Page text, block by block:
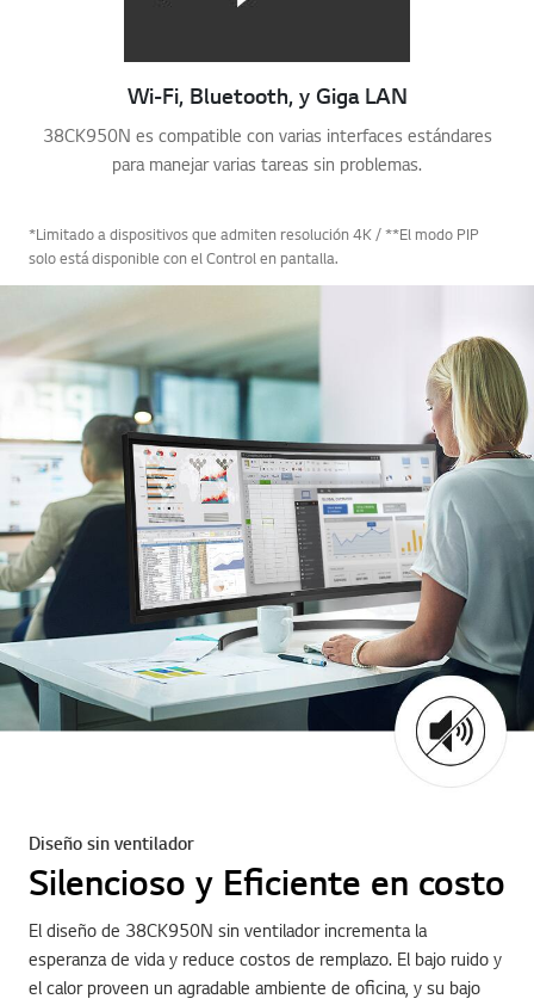
Wi-Fi, Bluetooth, y Giga LAN
38CK950N es compatible con varias interfaces estándares
para manejar varias tareas sin problemas.
*Limitado a dispositivos que admiten resolución 4K / **El modo PIP
solo está disponible con el Control en pantalla.
Diseño sin ventilador
Silencioso y Eficiente en costo
El diseño de 38CK950N sin ventilador incrementa la
esperanza de vida y reduce costos de remplazo. El bajo ruido y
el calor proveen un agradable ambiente de oficina, y su bajo